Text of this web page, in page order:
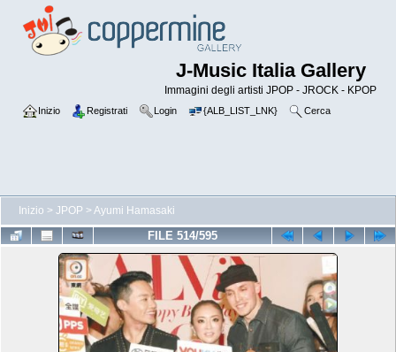
J-Music Italia Gallery
Immagini degli artisti JPOP - JROCK - KPOP
Inizio Registrati Login {ALB_LIST_LNK} Cerca
Inizio > JPOP >Ayumi Hamasaki
FILE 514/595